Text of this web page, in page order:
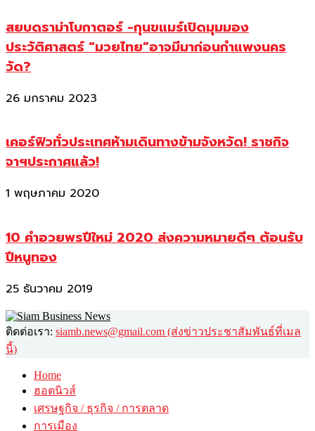
สยบดราม่าโบกาตอร์ -กุนขแมร์เปิดมุมมอง
ประวัติศาสตร์ “มวยไทย”อาจมีมาก่อนกำแพงนคร
วัด?
26 มกราคม 2023
เคอร์ฟิวทั่วประเทศห้ามเดินทางข้ามจังหวัด! ราชกิจ
จาฯประกาศแล้ว!
1 พฤษภาคม 2020
10 คำอวยพรปีใหม่ 2020 ส่งความหมายดีๆ ต้อนรับ
ปีหนูทอง
25 ธันวาคม 2019
ติดต่อเรา: siamb.news@gmail.com (ส่งข่าวประชาสัมพันธ์ที่เมล
นี้)
Home
ฮอตนิวส์
เศรษฐกิจ / ธุรกิจ / การตลาด
การเมือง